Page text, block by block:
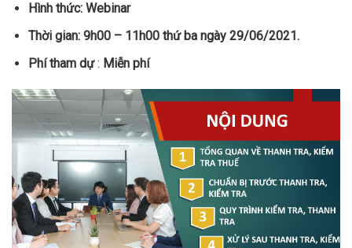
Hình thức: Webinar
Thời gian: 9h00 – 11h00 thứ ba ngày 29/06/2021.
Phí tham dự: Miễn phí